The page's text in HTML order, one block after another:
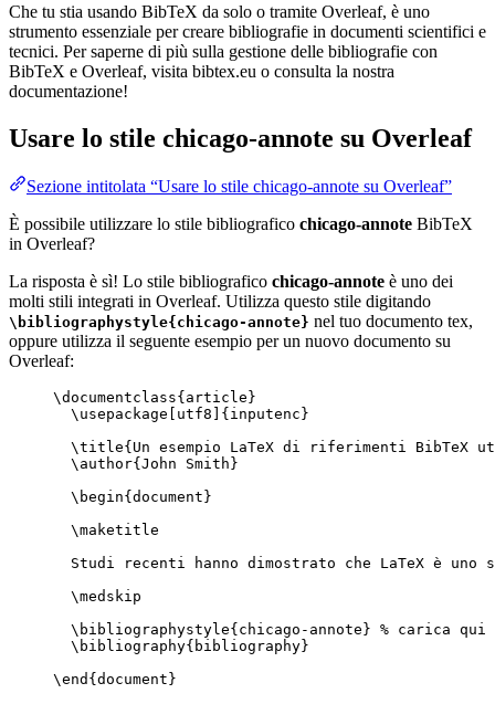
Che tu stia usando BibTeX da solo o tramite Overleaf, è uno
strumento essenziale per creare bibliografie in documenti scientifici e
tecnici. Per saperne di più sulla gestione delle bibliografie con
BibTeX e Overleaf, visita bibtex.eu o consulta la nostra
documentazione!
Usare lo stile chicago-annote su Overleaf
Sezione intitolata “Usare lo stile chicago-annote su Overleaf”
È possibile utilizzare lo stile bibliografico chicago-annote BibTeX
in Overleaf?
La risposta è sì! Lo stile bibliografico chicago-annote è uno dei
molti stili integrati in Overleaf. Utilizza questo stile digitando
\bibliographystyle{chicago-annote} nel tuo documento tex,
oppure utilizza il seguente esempio per un nuovo documento su
Overleaf:
\documentclass{ article }
\usepackage
utf8 ]{ inputenc }
\title{Un esempio LaTeX di riferimenti
\author{John Smith}
\begin{ document }
\maketitle
Studi recenti hanno dimostrato che LaTeX è
\medskip
\bibliographystyle{chicago-annote} % carica qui
\bibliography{bibliography}
\end { document }